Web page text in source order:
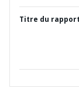
Titre du rapport